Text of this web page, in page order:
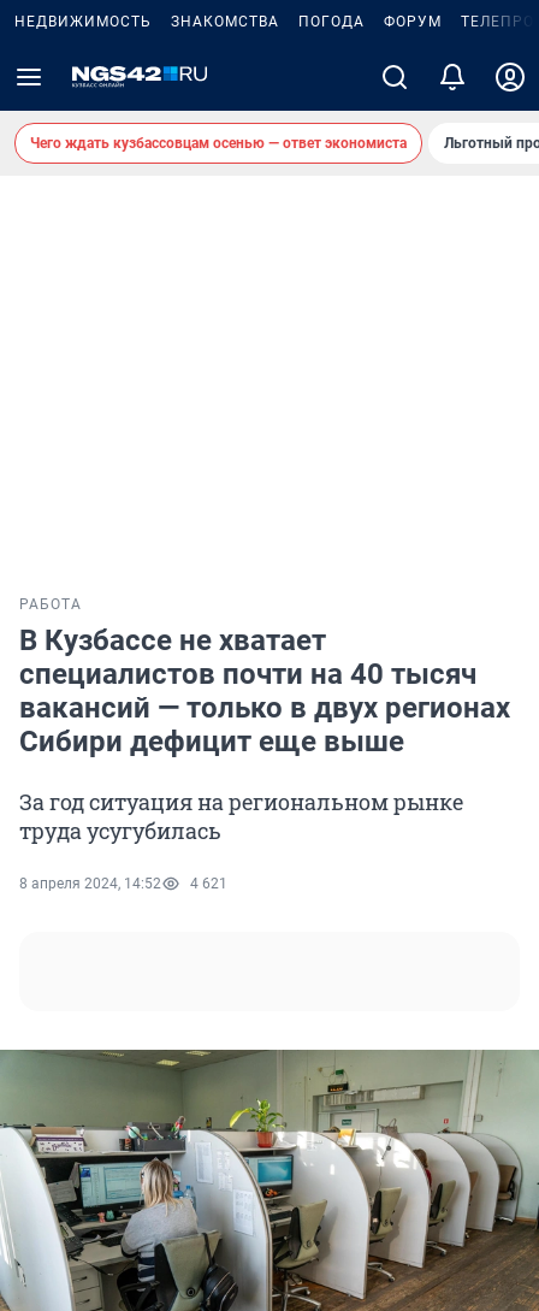
НЕДВИЖИМОСТЬ ЗНАКОМСТВА ПОГОДА ФОРУМ
Чего ждать кузбассовцам осенью — ответ экономиста Льготный
РАБОТА
В Кузбассе не хватает
специалистов почти на 40 тысяч
вакансий — только в двух регионах
Сибири дефицит еще выше
За год ситуация на региональном рынке
труда усугубилась
8 апреля 2024, 14:52 4 621